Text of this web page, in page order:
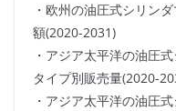
・欧州の油圧式シリン
額(2020-2031)
・アジア太平洋の油圧
タイプ別販売量(2020-
・アジア太平洋の油圧